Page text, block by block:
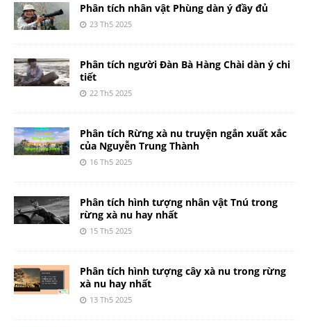
Phân tích nhân vật Phùng dàn ý đầy đủ
23 Th5 2025
Phân tích người Đàn Bà Hàng Chài dàn ý chi
tiết
22 Th5 2025
Phân tích Rừng xà nu truyện ngắn xuất xắc
của Nguyễn Trung Thành
16 Th5 2025
Phân tích hình tượng nhân vật Tnú trong
rừng xà nu hay nhất
15 Th5 2025
Phân tích hình tượng cây xà nu trong rừng
xà nu hay nhất
13 Th5 2025